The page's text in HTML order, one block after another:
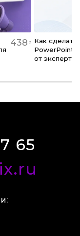
438
Как сделать
PowerPoint:
от эксперта
65